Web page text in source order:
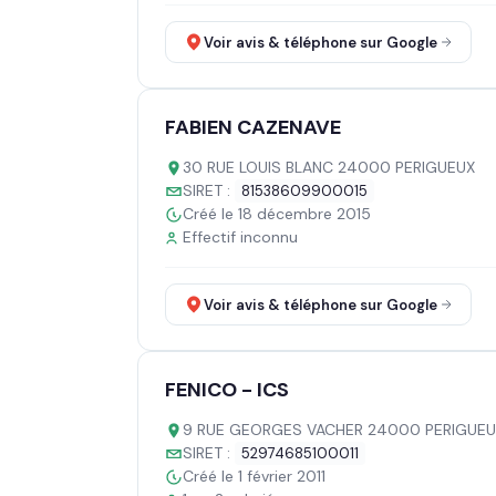
Voir avis & téléphone sur Google
FABIEN CAZENAVE
30 RUE LOUIS BLANC 24000 PERIGUEUX
SIRET :
81538609900015
Créé le 18 décembre 2015
Effectif inconnu
Voir avis & téléphone sur Google
FENICO - ICS
9 RUE GEORGES VACHER 24000
SIRET :
52974685100011
Créé le 1 février 2011